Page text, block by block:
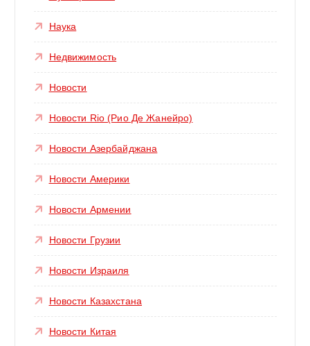
Наука
Недвижимость
Новости
Новости Rio (Рио Де Жанейро)
Новости Азербайджана
Новости Америки
Новости Армении
Новости Грузии
Новости Израиля
Новости Казахстана
Новости Китая